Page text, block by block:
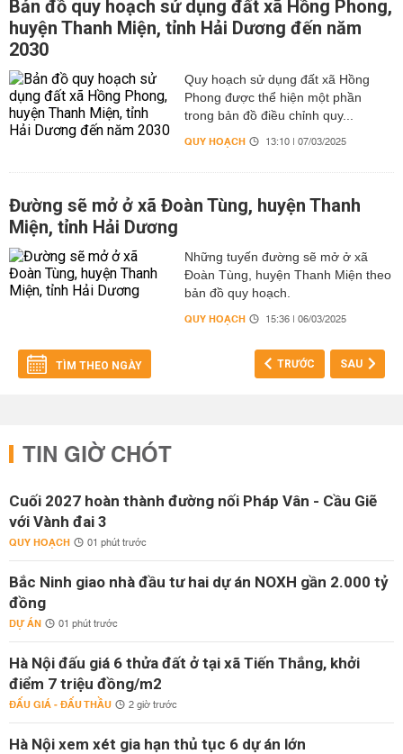
Bản đồ quy hoạch sử dụng đất xã Hồng Phong,
huyện Thanh Miện, tỉnh Hải Dương đến năm
2030
Quy hoạch sử dụng đất xã Hồng
Phong được thể hiện một phần
trong bản đồ điều chỉnh quy...
QUY HOẠCH 13:10 | 07/03/2025
Đường sẽ mở ở xã Đoàn Tùng, huyện Thanh
Miện, tỉnh Hải Dương
Những tuyến đường sẽ mở ở xã
Đoàn Tùng, huyện Thanh Miện theo
bản đồ quy hoạch.
QUY HOẠCH 15:36 | 06/03/2025
TÌM THEO NGÀY TRƯỚC SAU
TIN GIỜ CHÓT
Cuối 2027 hoàn thành đường nối Pháp Vân - Cầu Giẽ
với Vành đai 3
QUY HOẠCH 01 phút trước
Bắc Ninh giao nhà đầu tư hai dự án NOXH gần 2.000 tỷ
đồng
DỰ ÁN 01 phút trước
Hà Nội đấu giá 6 thửa đất ở tại xã Tiến Thắng, khởi
điểm 7 triệu đồng/m2
ĐẤU GIÁ - ĐẤU THẦU 2 giờ trước
Hà Nội xem xét gia hạn thủ tục 6 dự án lớn